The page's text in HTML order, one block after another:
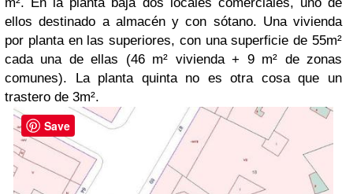
ellos destinado a almacén y con sótano. Una vivienda
por planta en las superiores, con una superficie de 55m²
cada una de ellas (46 m² vivienda + 9 m² de zonas
comunes). La planta quinta no es otra cosa que un
trastero de 3m².
Save